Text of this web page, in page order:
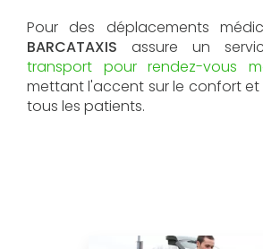
Pour des déplacements
BARCATAXIS assure un
transport pour rendez-vous
mettant l'accent sur le confort et
tous les patients.